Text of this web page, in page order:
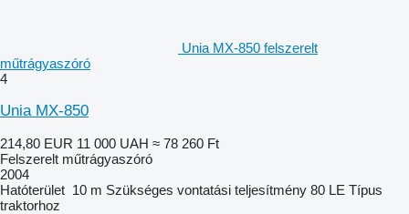
Unia MX-850 felszerelt
műtrágyaszóró
4
Unia MX-850
214,80 EUR 11 000 UAH ≈ 78 260 Ft
Felszerelt műtrágyaszóró
2004
Hatóterület 10 m Szükséges vontatási teljesítmény 80 LE Típus
traktorhoz